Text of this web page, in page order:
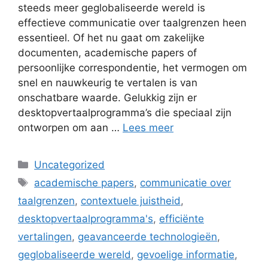
steeds meer geglobaliseerde wereld is
effectieve communicatie over taalgrenzen heen
essentieel. Of het nu gaat om zakelijke
documenten, academische papers of
persoonlijke correspondentie, het vermogen om
snel en nauwkeurig te vertalen is van
onschatbare waarde. Gelukkig zijn er
desktopvertaalprogramma’s die speciaal zijn
ontworpen om aan … Lees meer
Categorieën
Uncategorized
Tags
academische papers, communicatie over
taalgrenzen, contextuele juistheid,
desktopvertaalprogramma's, efficiënte
vertalingen, geavanceerde technologieën,
geglobaliseerde wereld, gevoelige informatie,